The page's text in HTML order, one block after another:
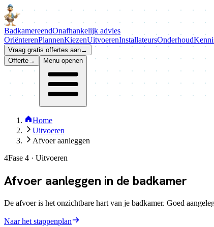
BadkamereendOnafhankelijk advies
OriënterenPlannenKiezenUitvoerenInstallateursOnderhoud
Vraag gratis offertes aan→
Offerte→ Menu openen
Home
Uitvoeren
Afvoer aanleggen
4Fase 4 · Uitvoeren
Afvoer aanleggen in de badkamer
De afvoer is het onzichtbare hart van je badkamer. Goed
Naar het stappenplan